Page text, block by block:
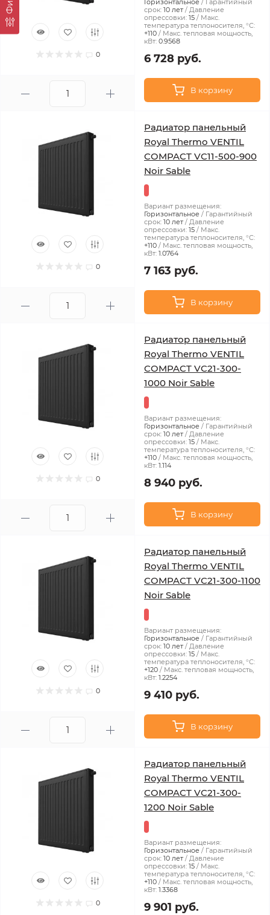
0
Горизонтальное
Гарантийный
срок: 10 лет
Давление
опрессовки: 15
Макс.
температура теплоносителя, °С:
+110
Макс. тепловая мощность,
кВт: 0.9568
6 728 руб.
В корзину
0
Радиатор панельный
Royal Thermo VENTIL
COMPACT VC11-500-900
Noir Sable
Вариант размещения:
Горизонтальное
Гарантийный
срок: 10 лет
Давление
опрессовки: 15
Макс.
температура теплоносителя, °С:
+110
Макс. тепловая мощность,
кВт: 1.0764
7 163 руб.
В корзину
0
Радиатор панельный
Royal Thermo VENTIL
COMPACT VC21-300-
1000 Noir Sable
Вариант размещения:
Горизонтальное
Гарантийный
срок: 10 лет
Давление
опрессовки: 15
Макс.
температура теплоносителя, °С:
+110
Макс. тепловая мощность,
кВт: 1.114
8 940 руб.
В корзину
0
Радиатор панельный
Royal Thermo VENTIL
COMPACT VC21-300-1100
Noir Sable
Вариант размещения:
Горизонтальное
Гарантийный
срок: 10 лет
Давление
опрессовки: 15
Макс.
температура теплоносителя, °С:
+120
Макс. тепловая мощность,
кВт: 1.2254
9 410 руб.
В корзину
0
Радиатор панельный
Royal Thermo VENTIL
COMPACT VC21-300-
1200 Noir Sable
Вариант размещения:
Горизонтальное
Гарантийный
срок: 10 лет
Давление
опрессовки: 15
Макс.
температура теплоносителя, °С:
+110
Макс. тепловая мощность,
кВт: 1.3368
9 901 руб.